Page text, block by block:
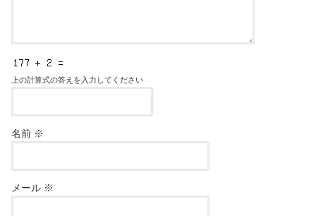
上の計算式の答えを入力してください
名前 ※
メール ※